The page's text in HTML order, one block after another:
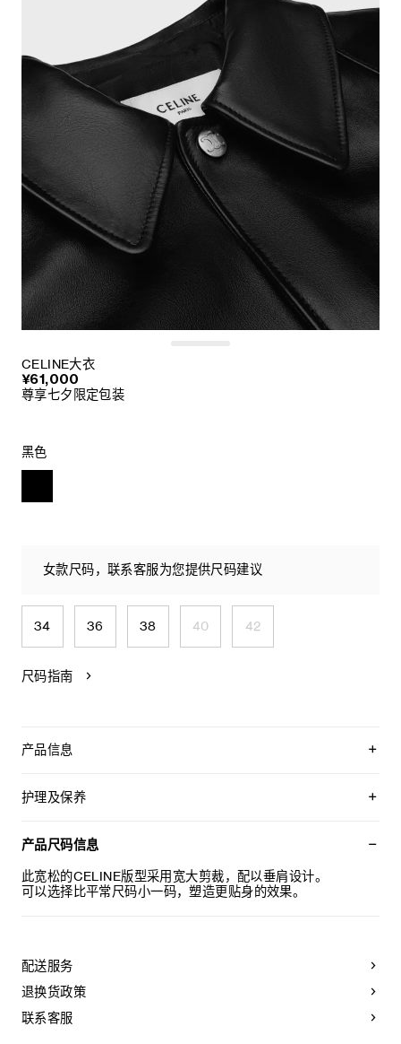
CELINE大衣
¥61,000
尊享七夕限定包装
黑色
女款尺码，联系客服为您提供尺码建议
34 36 38 40 42
尺码指南
产品信息
宽松版型
2个斜插西装袋
意大利制造
编号：RM04B599E.38NO
护理及保养
仅使用不含漂白剂的洗衣产品。
不可熨烫。
不可干洗。
产品尺码信息
此宽松的CELINE版型采用宽大剪裁，配以垂肩设计。
可以选择比平常尺码小一码，塑造更贴身的效果。
配送服务
退换货政策
联系客服